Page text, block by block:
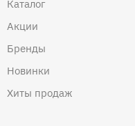
Каталог
Акции
Бренды
Новинки
Хиты продаж